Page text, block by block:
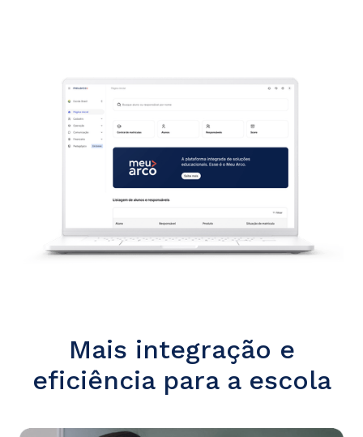
Mais integração e
eficiência para a escola